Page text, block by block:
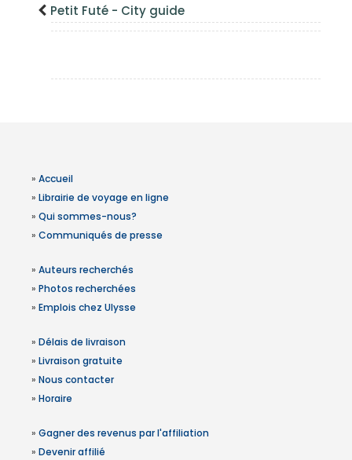
Petit Futé - City guide
» Accueil
» Librairie de voyage en ligne
» Qui sommes-nous?
» Communiqués de presse
» Auteurs recherchés
» Photos recherchées
» Emplois chez Ulysse
» Délais de livraison
» Livraison gratuite
» Nous contacter
» Horaire
» Gagner des revenus par l'affiliation
» Devenir affilié